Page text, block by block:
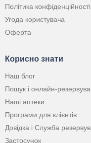
Політика конфіденційності
Угода користувача
Оферта
Корисно знати
Наш блог
Пошук і онлайн-
Наші аптеки
Програми для клієнтів
Довідка і Служба
Застосунок